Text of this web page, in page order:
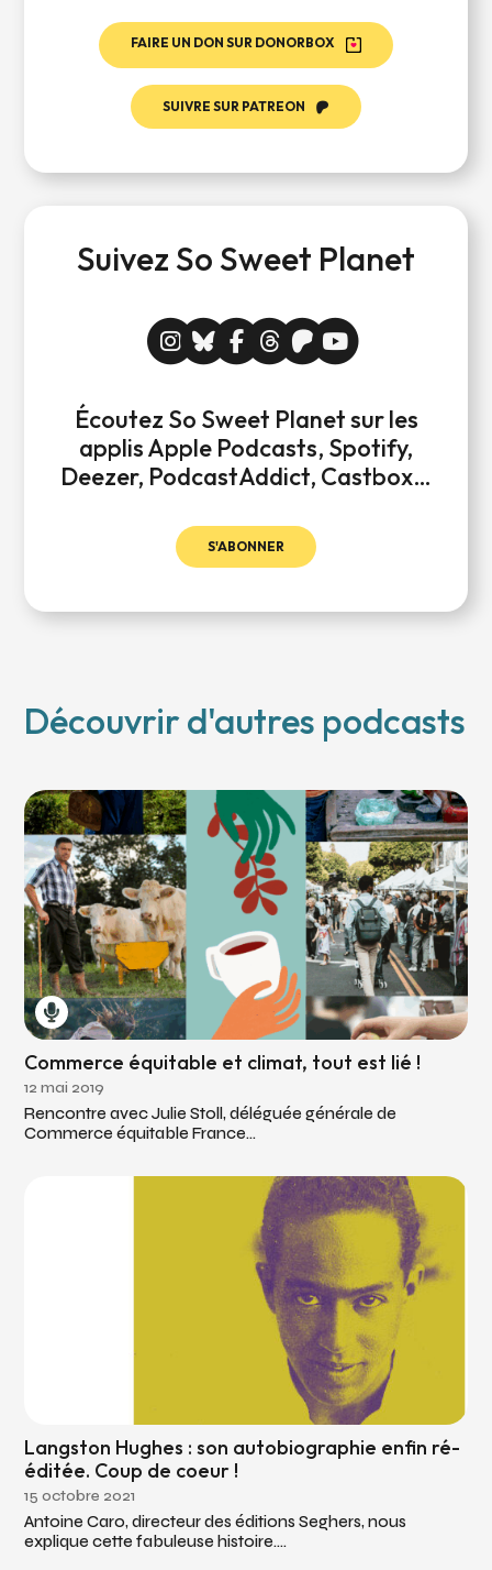
FAIRE UN DON SUR DONORBOX
SUIVRE SUR PATREON
Suivez So Sweet Planet
Écoutez So Sweet Planet sur les
applis Apple Podcasts, Spotify,
Deezer, PodcastAddict, Castbox…
S'ABONNER
Découvrir d'autres podcasts
Commerce équitable et climat, tout est lié !
12 mai 2019
Rencontre avec Julie Stoll, déléguée générale de
Commerce équitable France...
Langston Hughes : son autobiographie enfin ré-
éditée. Coup de coeur !
15 octobre 2021
Antoine Caro, directeur des éditions Seghers, nous
explique cette fabuleuse histoire....